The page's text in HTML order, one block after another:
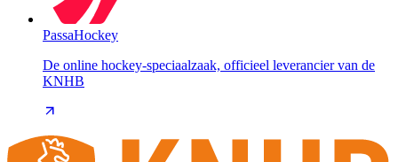
PassaHockey
De online hockey-speciaalzaak, officieel leverancier van de
KNHB